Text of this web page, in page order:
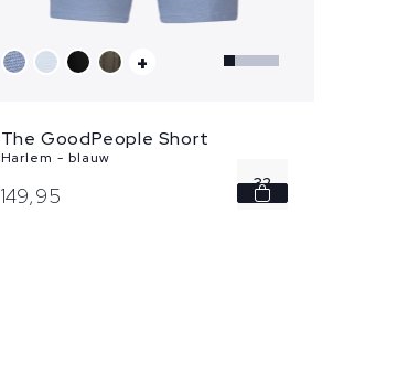
+
The GoodPeople Short
Harlem - blauw
149,95 32